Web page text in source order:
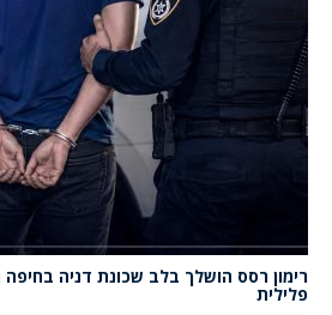
רימון רסס הושלך בלב שכונת דניה
פלילית